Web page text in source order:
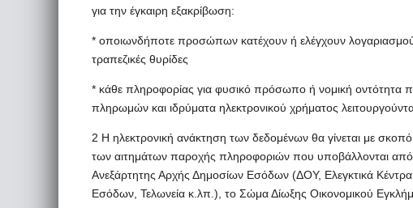
για την έγκαιρη εξακρίβωση:
* οποιωνδήποτε προσώπων κατέχουν ή ελέγχουν
τραπεζικές θυρίδες
* κάθε πληροφορίας για φυσικό πρόσωπο ή νομική οντότητα
πληρωμών και ιδρύματα ηλεκτρονικού χρήματος
2 Η ηλεκτρονική ανάκτηση των δεδομένων θα γίνεται με
των αιτημάτων παροχής πληροφοριών που υποβάλλονται
Ανεξάρτητης Αρχής Δημοσίων Εσόδων (ΔΟΥ, Ελεγκτικά
Εσόδων, Τελωνεία κ.λπ.), το Σώμα Δίωξης Οικονομικού